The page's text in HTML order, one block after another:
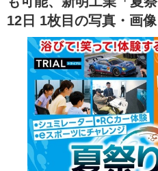
中国
九州
注目の記事
ショップレポート
自動車豆知識
ディテイリング
ディテイリング
鈑金・塗装
12日 1枚目の写真・画像